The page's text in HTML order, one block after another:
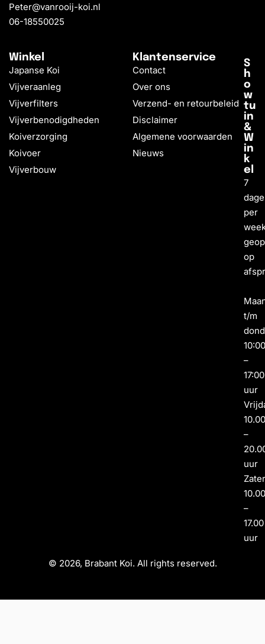
Peter@vanrooij-koi.nl
06-18550025
Winkel
Japanse Koi
Vijveraanleg
Vijverfilters
Vijverbenodigdheden
Koiverzorging
Koivoer
Vijverbouw
Klantenservice
Contact
Over ons
Verzend- en retourbeleid
Disclaimer
Algemene voorwaarden
Nieuws
S
h
o
w
tu
in
&
W
in
k
el
7
per
op
t/m
–
17:00
uur
–
uur
–
17.00
uur
© 2026, Brabant Koi. All rights reserved.